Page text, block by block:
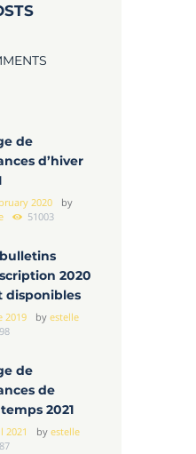
de
d’hiver
2020
by
51003
2020
disponibles
2019 byestelle
de
de
2021
2021 byestelle